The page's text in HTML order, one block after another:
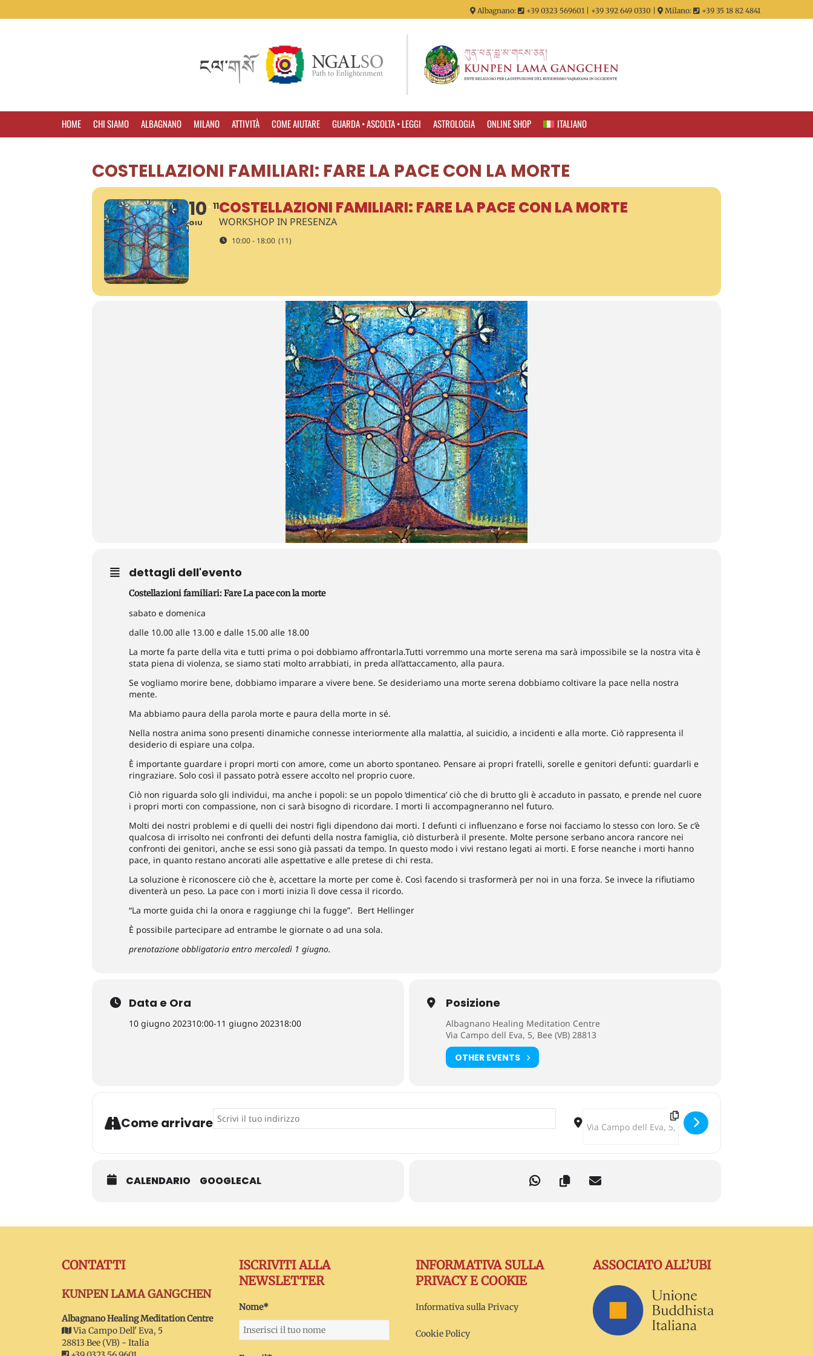
Albagnano: +39 0323 569601 | +39 392 649 0330 | Milano: +39 35 18 82 4841
HOME CHI SIAMO ALBAGNANO MILANO ATTIVITÀ COME AIUTARE GUARDA • ASCOLTA • LEGGI ASTROLOGIA ONLINE SHOP ITALIANO
COSTELLAZIONI FAMILIARI: FARE LA PACE CON LA MORTE
10
GIU
11COSTELLAZIONI FAMILIARI: FARE LA PACE CON LA MORTE
WORKSHOP IN PRESENZA
10:00 - 18:00 (11)
dettagli dell'evento
Costellazioni familiari: Fare La pace con la morte
sabato e domenica
dalle 10.00 alle 13.00 e dalle 15.00 alle 18.00
La morte fa parte della vita e tutti prima o poi dobbiamo affrontarla.Tutti vorremmo una morte serena ma sarà impossibile se la nostra vita è
stata piena di violenza, se siamo stati molto arrabbiati, in preda all’attaccamento, alla paura.
Se vogliamo morire bene, dobbiamo imparare a vivere bene. Se desideriamo una morte serena dobbiamo coltivare la pace nella nostra
mente.
Ma abbiamo paura della parola morte e paura della morte in sé.
Nella nostra anima sono presenti dinamiche connesse interiormente alla malattia, al suicidio, a incidenti e alla morte. Ciò rappresenta il
desiderio di espiare una colpa.
È importante guardare i propri morti con amore, come un aborto spontaneo. Pensare ai propri fratelli, sorelle e genitori defunti: guardarli e
ringraziare. Solo così il passato potrà essere accolto nel proprio cuore.
Ciò non riguarda solo gli individui, ma anche i popoli: se un popolo ‘dimentica’ ciò che di brutto gli è accaduto in passato, e prende nel cuore
i propri morti con compassione, non ci sarà bisogno di ricordare. I morti li accompagneranno nel futuro.
Molti dei nostri problemi e di quelli dei nostri figli dipendono dai morti. I defunti ci influenzano e forse noi facciamo lo stesso con loro. Se c’è
qualcosa di irrisolto nei confronti dei defunti della nostra famiglia, ciò disturberà il presente. Molte persone serbano ancora rancore nei
confronti dei genitori, anche se essi sono già passati da tempo. In questo modo i vivi restano legati ai morti. E forse neanche i morti hanno
pace, in quanto restano ancorati alle aspettative e alle pretese di chi resta.
La soluzione è riconoscere ciò che è, accettare la morte per come è. Così facendo si trasformerà per noi in una forza. Se invece la rifiutiamo
diventerà un peso. La pace con i morti inizia lì dove cessa il ricordo.
“La morte guida chi la onora e raggiunge chi la fugge”. Bert Hellinger
È possibile partecipare ad entrambe le giornate o ad una sola.
prenotazione obbligatoria entro mercoledì 1 giugno.
Data e Ora
10 giugno 202310:00-11 giugno 202318:00
Posizione
Albagnano Healing Meditation Centre
Via Campo dell Eva, 5, Bee (VB) 28813
OTHER EVENTS
Come arrivare
Address - Costellazioni familiari: Fare La pace con la morte [tUvXyS3bw] Destination Address - Costellazioni familiari: Fare La
CALENDARIO GOOGLECAL
CONTATTI
KUNPEN LAMA GANGCHEN
Albagnano Healing Meditation Centre
Via Campo Dell' Eva, 5
28813 Bee (VB) - Italia
ISCRIVITI ALLA
NEWSLETTER
Nome*
INFORMATIVA SULLA
PRIVACY E COOKIE
Informativa sulla Privacy
Cookie Policy
ASSOCIATO ALL’UBI